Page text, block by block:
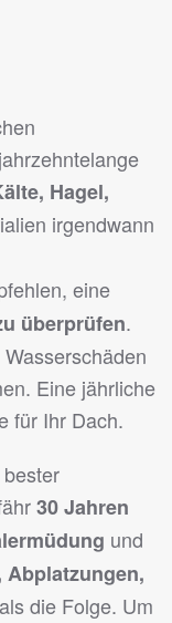
Hagel,
irgendwann
eine
überprüfen.
Eine jährliche
für Ihr Dach.
30 Jahren
und
Abplatzungen,
die Folge. Um